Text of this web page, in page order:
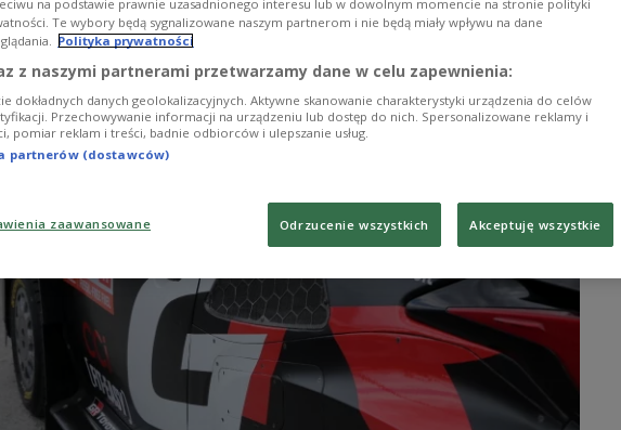
na podstawie prawnie uzasadnionego interesu lub w dowolnym momencie na stronie polityki
Te wybory będą sygnalizowane naszym partnerom i nie będą miały wpływu na dane
Polityka prywatności
z naszymi partnerami przetwarzamy dane w celu zapewnienia:
dokładnych danych geolokalizacyjnych. Aktywne skanowanie charakterystyki urządzenia do celów
Przechowywanie informacji na urządzeniu lub dostęp do nich. Spersonalizowane reklamy i
pomiar reklam i treści, badnie odbiorców i ulepszanie usług.
partnerów (dostawców)
zaawansowane Odrzucenie wszystkich Akceptuję wszystkie